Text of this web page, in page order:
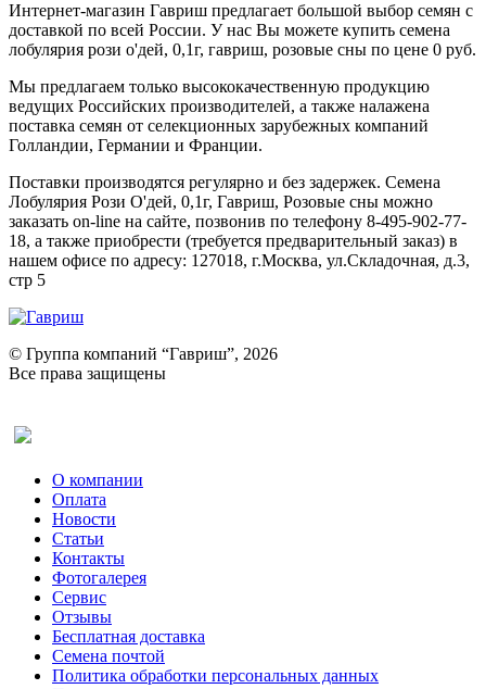
Интернет-магазин Гавриш предлагает большой выбор семян с
доставкой по всей России. У нас Вы можете купить семена
лобулярия рози о'дей, 0,1г, гавриш, розовые сны по цене 0 руб.
Мы предлагаем только высококачественную продукцию
ведущих Российских производителей, а также налажена
поставка семян от селекционных зарубежных компаний
Голландии, Германии и Франции.
Поставки производятся регулярно и без задержек. Семена
Лобулярия Рози О'дей, 0,1г, Гавриш, Розовые сны можно
заказать on-line на сайте, позвонив по телефону 8-495-902-77-
18, а также приобрести (требуется предварительный заказ) в
нашем офисе по адресу: 127018, г.Москва, ул.Складочная, д.3,
стр 5
© Группа компаний “Гавриш”, 2026
Все права защищены
О компании
Оплата
Новости
Статьи
Контакты
Фотогалерея​
Сервис
Отзывы
Бесплатная доставка
Семена почтой
Политика обработки персональных данных